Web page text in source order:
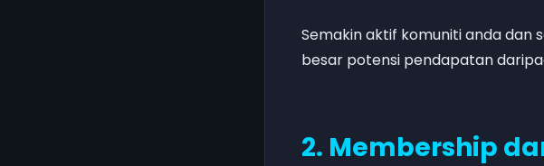
Semakin aktif komuniti anda dan
besar potensi pendapatan
2. Membership